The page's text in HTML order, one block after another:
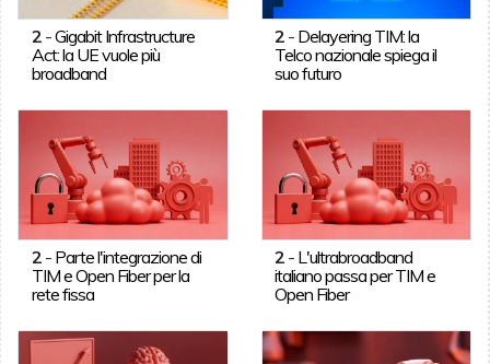
2-Gigabit Infrastructure
Act: la UE vuole più
broadband
2 - Delayering TIM: la
Telco nazionale spiega il
suo futuro
2- Parte l'integrazione di
TIM e Open Fiber per la
rete fissa
2 - L'ultrabroadband
italiano passa per TIM e
Open Fiber